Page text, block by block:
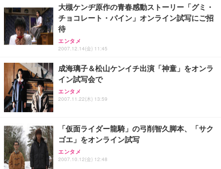
大槻ケンヂ原作の青春感動ストーリー「グミ・
チョコレート・パイン」オンライン試写にご招
待
エンタメ
2007.12.14(金) 11:45
成海璃子＆松山ケンイチ出演「神童」をオンラ
イン試写会で
エンタメ
2007.11.22(木) 13:59
「仮面ライダー龍騎」の弓削智久脚本、「サク
ゴエ」をオンライン試写
エンタメ
2007.10.12(金) 12:48